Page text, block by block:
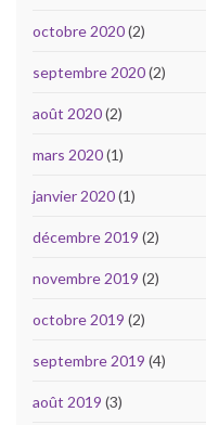
octobre 2020(2)
septembre 2020(2)
août 2020(2)
mars 2020(1)
janvier 2020(1)
décembre 2019 (2)
novembre 2019 (2)
octobre 2019 (2)
septembre 2019 (4)
août 2019 (3)